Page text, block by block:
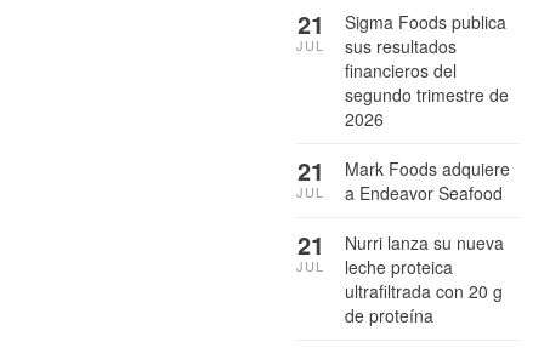
Sigma Foods publica
sus resultados
financieros del
segundo trimestre de
2026
21
JUL
Mark Foods adquiere
a Endeavor Seafood
21
JUL
Nurri lanza su nueva
leche proteica
ultrafiltrada con 20 g
de proteína
21
JUL